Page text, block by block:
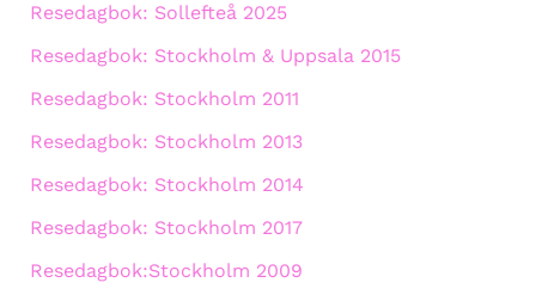
Resedagbok: Sollefteå 2025
Resedagbok: Stockholm & Uppsala 2015
Resedagbok: Stockholm 2011
Resedagbok: Stockholm 2013
Resedagbok: Stockholm 2014
Resedagbok: Stockholm 2017
Resedagbok:Stockholm 2009